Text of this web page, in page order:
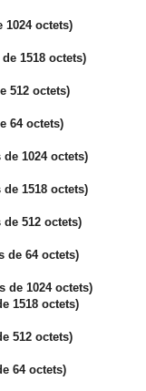
1024 octets)
1518 octets)
512 octets)
64 octets)
1024 octets)
1518 octets)
512 octets)
de 64 octets)
de 1024 octets)
1518 octets)
512 octets)
64 octets)